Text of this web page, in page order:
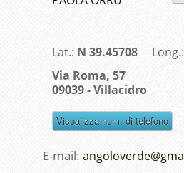
Lat.: N 39.45708Long.:
Via Roma, 57
09039 - Villacidro
E-mail: